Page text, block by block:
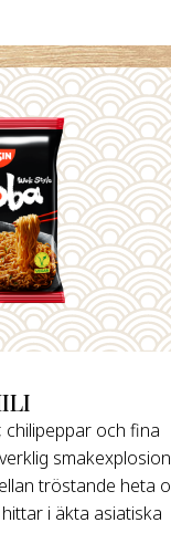
chilipeppar och fina
tröstande heta
i äkta asiatiska